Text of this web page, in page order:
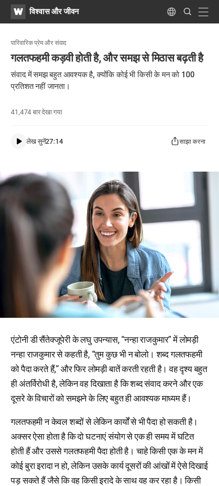
WATVविश्वास और जीवन Language
Search
Submit
पारिवारिक प्रेम और संवाद
गलतफहमी कड़वी होती है, और समझ से मिठास बढ़ती है
संवाद में समझ बहुत आवश्यक है, क्योंकि कोई भी किसी के मन को 100
प्रतिशत नहीं जानता।
41,474बार देखा गया
लेख सुनें27:14 साझा करना
एंटोनी डी सैंतेक्जूपेरी के लघु उपन्यास, “नन्हा राजकुमार” में लोमड़ी
नन्हा राजकुमार से कहती है, “तुम कुछ भी न बोलो। शब्द गलतफहमी
को पैदा करते हैं,” और फिर लोमड़ी बातें करती रहती है। वह दृश्य बहुत
ही अंतर्विरोधी है, लेकिन वह दिखाता है कि शब्द संवाद करने और एक
दूसरे के विचारों को समझने के लिए बहुत ही आवश्यक माध्यम हैं।
गलतफहमी न केवल शब्दों से लेकिन कार्यों से भी पैदा हो सकती है।
अक्सर ऐसा होता है कि दो घटनाएं संयोग से एक ही समय में घटित
होती हैं और उससे गलतफहमी पैदा होती है। चाहे किसी एक के मन में
कोई बुरा इरादा न हो, लेकिन उसके कार्य दूसरों की आंखों में ऐसे दिखाई
पड़ सकते हैं जैसे कि वह किसी इरादे के साथ वह कर रहा है। किसी